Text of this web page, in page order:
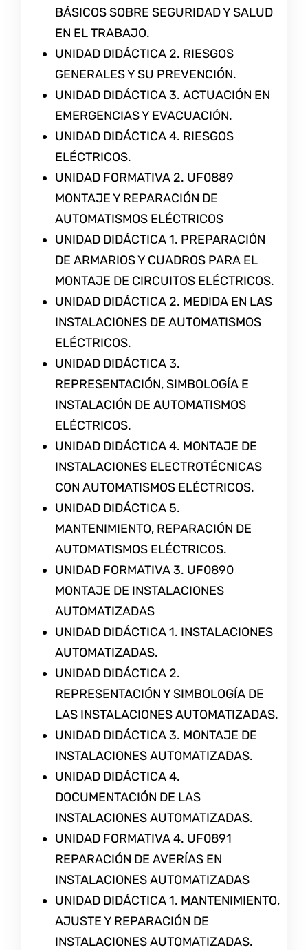
BÁSICOS SOBRE SEGURIDAD Y SALUD
EN EL TRABAJO.
UNIDAD DIDÁCTICA 2. RIESGOS
GENERALES Y SU PREVENCIÓN.
UNIDAD DIDÁCTICA 3. ACTUACIÓN EN
EMERGENCIAS Y EVACUACIÓN.
UNIDAD DIDÁCTICA 4. RIESGOS
ELÉCTRICOS.
UNIDAD FORMATIVA 2. UF0889
MONTAJE Y REPARACIÓN DE
AUTOMATISMOS ELÉCTRICOS
UNIDAD DIDÁCTICA 1. PREPARACIÓN
DE ARMARIOS Y CUADROS PARA EL
MONTAJE DE CIRCUITOS ELÉCTRICOS.
UNIDAD DIDÁCTICA 2. MEDIDA EN LAS
INSTALACIONES DE AUTOMATISMOS
ELÉCTRICOS.
UNIDAD DIDÁCTICA 3.
REPRESENTACIÓN, SIMBOLOGÍA E
INSTALACIÓN DE AUTOMATISMOS
ELÉCTRICOS.
UNIDAD DIDÁCTICA 4. MONTAJE DE
INSTALACIONES ELECTROTÉCNICAS
CON AUTOMATISMOS ELÉCTRICOS.
UNIDAD DIDÁCTICA 5.
MANTENIMIENTO, REPARACIÓN DE
AUTOMATISMOS ELÉCTRICOS.
UNIDAD FORMATIVA 3. UF0890
MONTAJE DE INSTALACIONES
AUTOMATIZADAS
UNIDAD DIDÁCTICA 1. INSTALACIONES
AUTOMATIZADAS.
UNIDAD DIDÁCTICA 2.
REPRESENTACIÓN Y SIMBOLOGÍA DE
LAS INSTALACIONES AUTOMATIZADAS.
UNIDAD DIDÁCTICA 3. MONTAJE DE
INSTALACIONES AUTOMATIZADAS.
UNIDAD DIDÁCTICA 4.
DOCUMENTACIÓN DE LAS
INSTALACIONES AUTOMATIZADAS.
UNIDAD FORMATIVA 4. UF0891
REPARACIÓN DE AVERÍAS EN
INSTALACIONES AUTOMATIZADAS
UNIDAD DIDÁCTICA 1. MANTENIMIENTO,
AJUSTE Y REPARACIÓN DE
INSTALACIONES AUTOMATIZADAS.